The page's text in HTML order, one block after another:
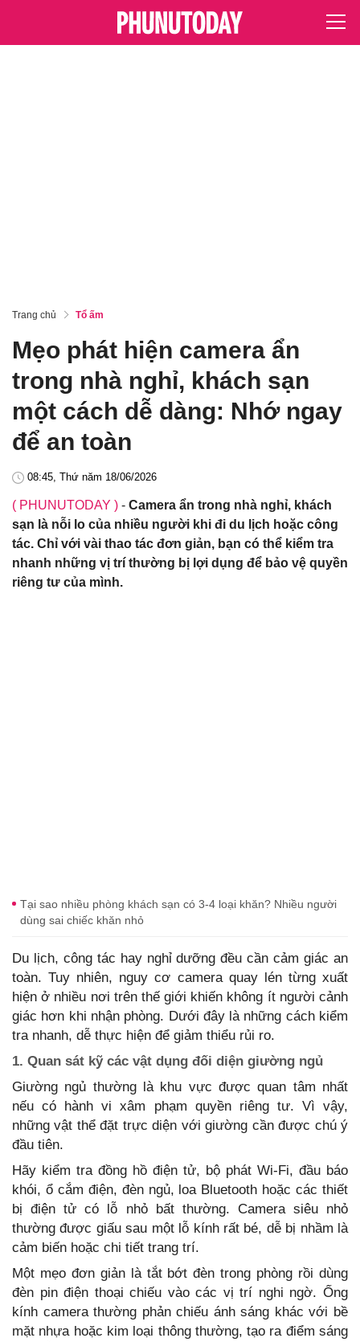
Trang chủ Tổ ấm
Mẹo phát hiện camera ẩn
trong nhà nghỉ, khách sạn
một cách dễ dàng: Nhớ ngay
để an toàn
08:45, Thứ năm 18/06/2026
( PHUNUTODAY ) - Camera ẩn trong nhà nghỉ, khách
sạn là nỗi lo của nhiều người khi đi du lịch hoặc công
tác. Chỉ với vài thao tác đơn giản, bạn có thể kiểm tra
nhanh những vị trí thường bị lợi dụng để bảo vệ quyền
riêng tư của mình.
Tại sao nhiều phòng khách sạn có 3-4 loại khăn? Nhiều người
dùng sai chiếc khăn nhỏ
Du lịch, công tác hay nghỉ dưỡng đều cần cảm giác an
toàn. Tuy nhiên, nguy cơ camera quay lén từng xuất
hiện ở nhiều nơi trên thế giới khiến không ít người cảnh
giác hơn khi nhận phòng. Dưới đây là những cách kiểm
tra nhanh, dễ thực hiện để giảm thiểu rủi ro.
1. Quan sát kỹ các vật dụng đối diện giường ngủ
Giường ngủ thường là khu vực được quan tâm nhất
nếu có hành vi xâm phạm quyền riêng tư. Vì vậy,
những vật thể đặt trực diện với giường cần được chú ý
đầu tiên.
Hãy kiểm tra đồng hồ điện tử, bộ phát Wi-Fi, đầu báo
khói, ổ cắm điện, đèn ngủ, loa Bluetooth hoặc các thiết
bị điện tử có lỗ nhỏ bất thường. Camera siêu nhỏ
thường được giấu sau một lỗ kính rất bé, dễ bị nhầm là
cảm biến hoặc chi tiết trang trí.
Một mẹo đơn giản là tắt bớt đèn trong phòng rồi dùng
đèn pin điện thoại chiếu vào các vị trí nghi ngờ. Ống
kính camera thường phản chiếu ánh sáng khác với bề
mặt nhựa hoặc kim loại thông thường, tạo ra điểm sáng